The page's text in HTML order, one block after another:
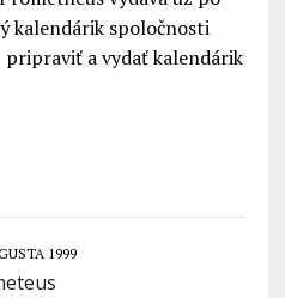
kalendárik spoločnosti
a vydať kalendárik
1999